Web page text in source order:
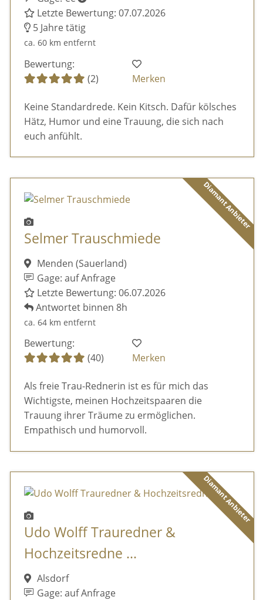
Letzte Bewertung: 07.07.2026
5 Jahre tätig
ca. 60 km entfernt
Bewertung:
(2)
Merken
Keine Standardrede. Kein Kitsch. Dafür kölsches
Hätz, Humor und eine Trauung, die sich nach
euch anfühlt.
Diamant Anbieter
Selmer Trauschmiede
Menden (Sauerland)
Gage: auf Anfrage
Letzte Bewertung: 06.07.2026
Antwortet binnen 8h
ca. 64 km entfernt
Bewertung:
(40)
Merken
Als freie Trau-Rednerin ist es für mich das
Wichtigste, meinen Hochzeitspaaren die
Trauung ihrer Träume zu ermöglichen.
Empathisch und humorvoll.
Diamant Anbieter
Udo Wolff Trauredner &
Hochzeitsredne ...
Alsdorf
Gage: auf Anfrage